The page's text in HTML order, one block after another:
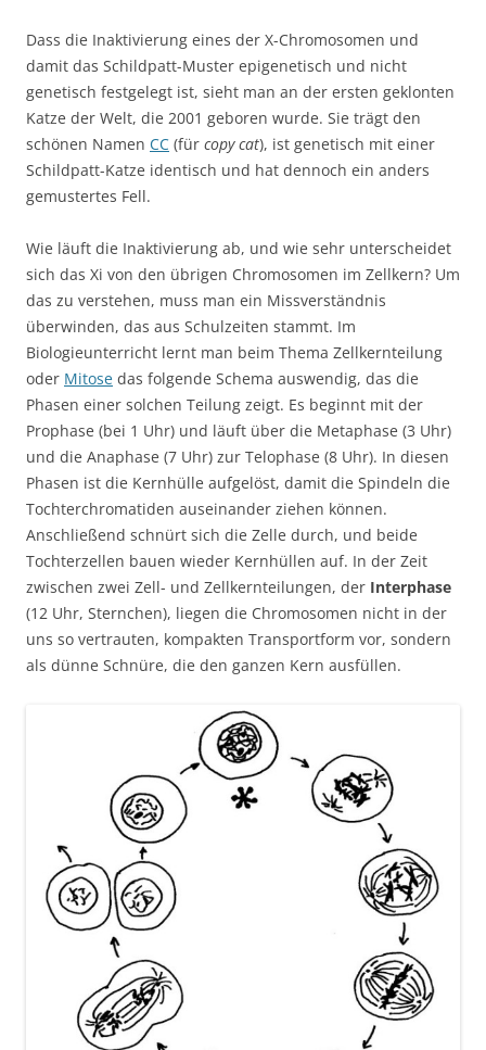
Dass die Inaktivierung eines der X-Chromosomen und
damit das Schildpatt-Muster epigenetisch und nicht
genetisch festgelegt ist, sieht man an der ersten geklonten
Katze der Welt, die 2001 geboren wurde. Sie trägt den
schönen Namen CC (für copy cat), ist genetisch mit einer
Schildpatt-Katze identisch und hat dennoch ein anders
gemustertes Fell.
Wie läuft die Inaktivierung ab, und wie sehr unterscheidet
sich das Xi von den übrigen Chromosomen im Zellkern? Um
das zu verstehen, muss man ein Missverständnis
überwinden, das aus Schulzeiten stammt. Im
Biologieunterricht lernt man beim Thema Zellkernteilung
oder Mitose das folgende Schema auswendig, das die
Phasen einer solchen Teilung zeigt. Es beginnt mit der
Prophase (bei 1 Uhr) und läuft über die Metaphase (3 Uhr)
und die Anaphase (7 Uhr) zur Telophase (8 Uhr). In diesen
Phasen ist die Kernhülle aufgelöst, damit die Spindeln die
Tochterchromatiden auseinander ziehen können.
Anschließend schnürt sich die Zelle durch, und beide
Tochterzellen bauen wieder Kernhüllen auf. In der Zeit
zwischen zwei Zell- und Zellkernteilungen, der Interphase
(12 Uhr, Sternchen), liegen die Chromosomen nicht in der
uns so vertrauten, kompakten Transportform vor, sondern
als dünne Schnüre, die den ganzen Kern ausfüllen.